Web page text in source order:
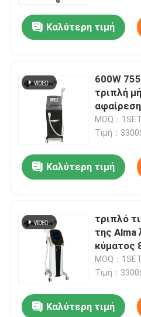
Καλύτερη τιμή
600W
τριπλή
MOQ：1SET
Τιμή：
Καλύτερη τιμή
τριπλό
της Alma
κύματος
MOQ：1SET
Τιμή：
Καλύτερη τιμή